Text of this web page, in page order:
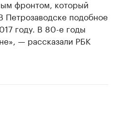
фронтом, который
Петрозаводске подобное
году. В 80-е годы
— рассказали РБК